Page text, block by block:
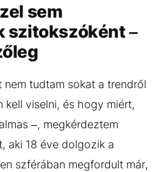
sem
szitokszóként –
nem tudtam sokat a trendről
viselni, és hogy miért,
–, megkérdeztem
aki 18 éve dolgozik a
szférában megfordult már,